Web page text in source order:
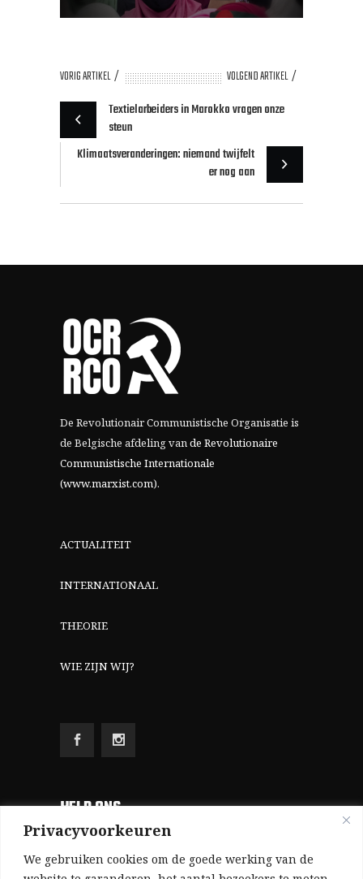
Privacyvoorkeuren
We gebruiken cookies om de goede werking van de
VORIG ARTIKEL
VOLGEND ARTIKEL
Textielarbeiders in Marokko vragen onze
steun
Klimaatsveranderingen: niemand twijfelt
er nog aan
De Revolutionair Communistische Organisatie is
de Belgische afdeling vande Revolutionaire
Communistische Internationale
(www.marxist.com).
ACTUALITEIT
INTERNATIONAAL
THEORIE
WIE ZIJN WIJ?
HELP ONS
Aangezien we volledig zelf gefinancierd zijn